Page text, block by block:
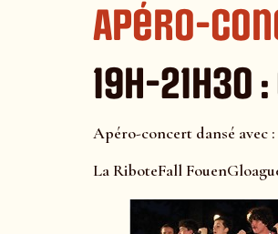
Apéro-
19h-
Apéro-concert dansé avec :
La RiboteFall